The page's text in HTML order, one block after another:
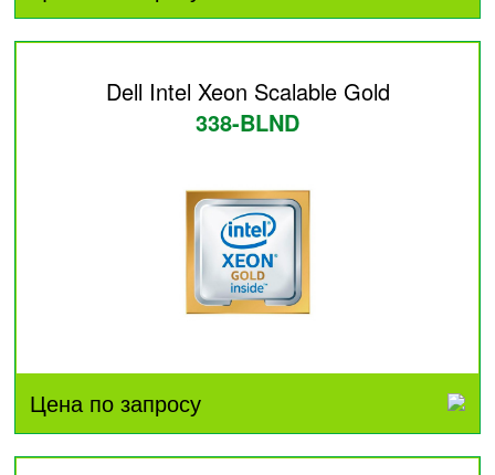
Dell Intel Xeon Scalable Gold
338-BLND
Цена по запросу